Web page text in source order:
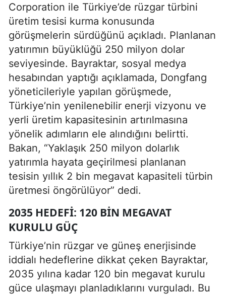
Corporation ile Türkiye’de rüzgar türbini
üretim tesisi kurma konusunda
görüşmelerin sürdüğünü açıkladı. Planlanan
yatırımın büyüklüğü 250 milyon dolar
seviyesinde. Bayraktar, sosyal medya
hesabından yaptığı açıklamada, Dongfang
yöneticileriyle yapılan görüşmede,
Türkiye’nin yenilenebilir enerji vizyonu ve
yerli üretim kapasitesinin artırılmasına
yönelik adımların ele alındığını belirtti.
Bakan, “Yaklaşık 250 milyon dolarlık
yatırımla hayata geçirilmesi planlanan
tesisin yıllık 2 bin megavat kapasiteli türbin
üretmesi öngörülüyor” dedi.
2035 HEDEFI: 120 BIN MEGAVAT
KURULU GÜÇ
Türkiye’nin rüzgar ve güneş enerjisinde
iddialı hedeflerine dikkat çeken Bayraktar,
2035 yılına kadar 120 bin megavat kurulu
güce ulaşmayı planladıklarını vurguladı. Bu